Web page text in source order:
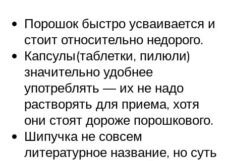
Порошок быстро усваивается и
стоит относительно недорого.
Капсулы(таблетки, пилюли)
значительно удобнее
употреблять — их не надо
растворять для приема, хотя
они стоят дороже порошкового.
Шипучка не совсем
литературное название, но суть